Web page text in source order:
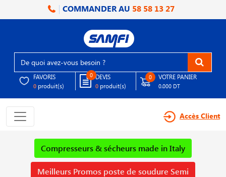
COMMANDER AU 58 58 13 27
FAVORIS
0 produit(s)
0 DEVIS
0 produit(s)
0 VOTRE PANIER
0.000 DT
Accès Client
Compresseurs & sécheurs made in Italy
Meilleurs Promos poste de soudure Semi